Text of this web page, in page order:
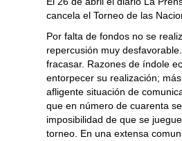
cancela el Torneo de las
Por falta de fondos no se
repercusión muy
fracasar. Razones de índole
entorpecer su realización;
afligente situación de
que en número de cuarenta
imposibilidad de que se
torneo. En una extensa